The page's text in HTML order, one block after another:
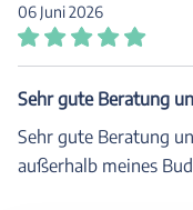
06 Juni 2026
Sehr gute Beratung
Sehr gute Beratung
außerhalb meines